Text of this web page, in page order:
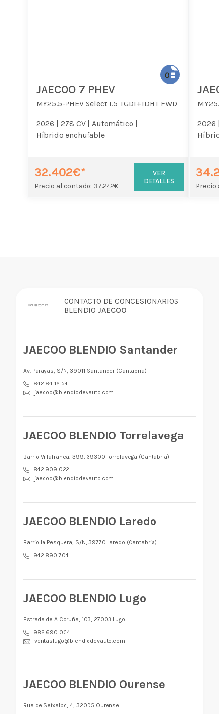
JAECOO 7 PHEV
MY25.5-PHEV Select 1.5 TGDI+1DHT FWD
2026 | 278 CV |
Automático |
Híbrido enchufable
32.402€*
Precio al contado: 37.242€
VER
DETALLES
2026
Precio
CONTACTO DE CONCESIONARIOS
BLENDIOJAECOO
JAECOO BLENDIO Santander
Av. Parayas, S/N, 39011 Santander (Cantabria)
842 84 12 54
jaecoo@blendiodevauto.com
JAECOO BLENDIO Torrelavega
Barrio Villafranca, 399, 39300 Torrelavega (Cantabria)
842 909 022
jaecoo@blendiodevauto.com
JAECOO BLENDIO Laredo
Barrio la Pesquera, S/N, 39770 Laredo (Cantabria)
942 890 704
JAECOO BLENDIO Lugo
Estrada de A Coruña, 103, 27003 Lugo
982 690 004
ventaslugo@blendiodevauto.com
JAECOO BLENDIO Ourense
Rua de Seixalbo, 4, 32005 Ourense